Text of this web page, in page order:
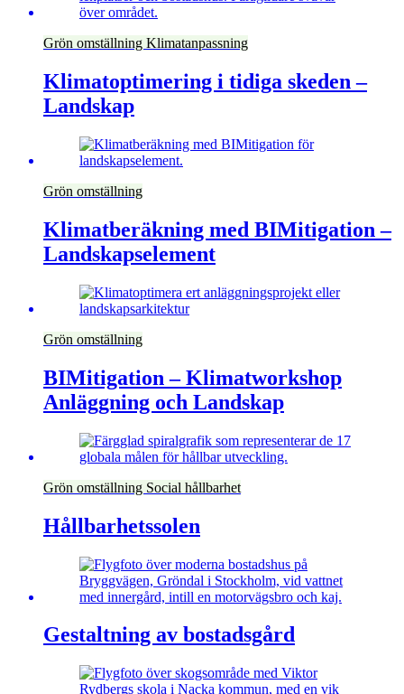
Grön omställning Klimatanpassning
Klimatoptimering i tidiga skeden –
Landskap
Grön omställning
Klimatberäkning med BIMitigation –
Landskapselement
Grön omställning
BIMitigation – Klimatworkshop
Anläggning och Landskap
Grön omställning Social hållbarhet
Hållbarhetssolen
Gestaltning av bostadsgård